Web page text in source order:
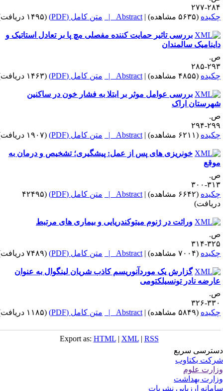
۲۷۷
(۵۶۳۵ مشاهده) |
Abstract | متن کامل (PDF) (۱۴۹۵ دریافت)
بررسی تاثیر حمایت کننده مفصلی مچ پا بر تعادل استاتیک و
سالمندان
۲۸۵
(۴۸۵۵ مشاهده) |
Abstract | متن کامل (PDF) (۱۴۶۳ دریافت)
بررسی عوامل موثر بر ابتلا به فشار خون در ساکنین
اراک
۲۹۴
(۶۲۱۱ مشاهده) |
Abstract | متن کامل (PDF) (۱۹۰۷ دریافت)
خونریزی های پس از عمل: پیشگیری؛ تشخیص و درمان به
۳۰۰
(۶۶۴۲ مشاهده) |
Abstract | متن کامل (PDF)
(۴۲۴۹۵
وراثت در ژنوم میتوکندریایی و بیماری های مرتبط
۳۱۴
(۷۰۰۴ مشاهده) |
Abstract | متن کامل (PDF) (۷۴۸۹ دریافت)
گزارش یک موردآنوریسم کاذب شریان لینگوال به عنوان
نادر تونسیلکتومی
۳۲۶
(۵۸۴۹ مشاهده) |
Abstract | متن کامل (PDF) (۱۱۸۵ دریافت)
Export as:HTML |XML |RSS
سریع
یکتاوب
علوم
بهداشت
ارزیابی نشریات